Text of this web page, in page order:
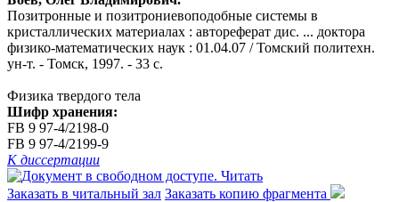
Позитронные и позитрониевоподобные системы в
кристаллических материалах : автореферат дис. ... доктора
физико-математических наук : 01.04.07 / Томский политехн.
ун-т. - Томск, 1997. - 33 с.
Физика твердого тела
Шифр хранения:
FB 9 97-4/2198-0
FB 9 97-4/2199-9
К диссертации
Читать
Заказать в читальный зал Заказать копию фрагмента